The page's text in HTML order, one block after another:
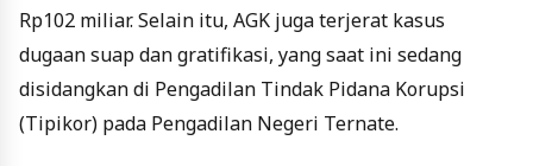
Rp102 miliar. Selain itu, AGK juga terjerat kasus
dugaan suap dan gratifikasi, yang saat ini sedang
disidangkan di Pengadilan Tindak Pidana Korupsi
(Tipikor) pada Pengadilan Negeri Ternate.